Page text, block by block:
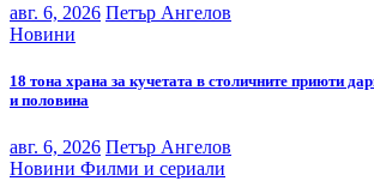
авг. 6, 2026 Петър Ангелов
Новини
18 тона храна за кучетата в столичните приюти
и половина
авг. 6, 2026 Петър Ангелов
Новини Филми и сериали